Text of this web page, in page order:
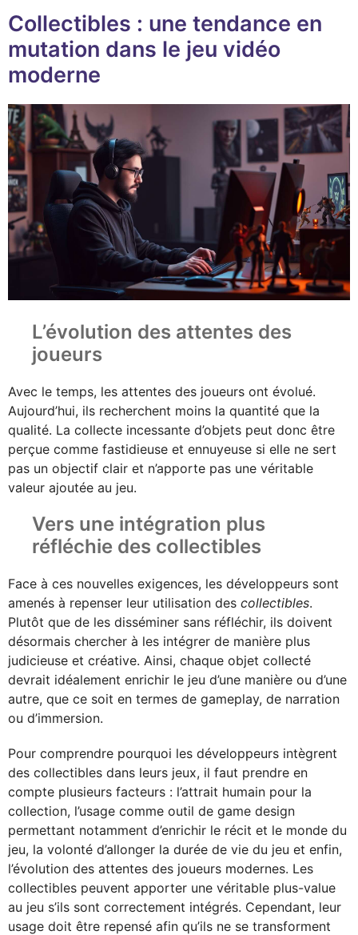
Collectibles : une tendance en
mutation dans le jeu vidéo
moderne
L’évolution des attentes des
joueurs
Avec le temps, les attentes des joueurs ont évolué.
Aujourd’hui, ils recherchent moins la quantité que la
qualité. La collecte incessante d’objets peut donc être
perçue comme fastidieuse et ennuyeuse si elle ne sert
pas un objectif clair et n’apporte pas une véritable
valeur ajoutée au jeu.
Vers une intégration plus
réfléchie des collectibles
Face à ces nouvelles exigences, les développeurs sont
amenés à repenser leur utilisation des collectibles.
Plutôt que de les disséminer sans réfléchir, ils doivent
désormais chercher à les intégrer de manière plus
judicieuse et créative. Ainsi, chaque objet collecté
devrait idéalement enrichir le jeu d’une manière ou d’une
autre, que ce soit en termes de gameplay, de narration
ou d’immersion.
Pour comprendre pourquoi les développeurs intègrent
des collectibles dans leurs jeux, il faut prendre en
compte plusieurs facteurs : l’attrait humain pour la
collection, l’usage comme outil de game design
permettant notamment d’enrichir le récit et le monde du
jeu, la volonté d’allonger la durée de vie du jeu et enfin,
l’évolution des attentes des joueurs modernes. Les
collectibles peuvent apporter une véritable plus-value
au jeu s’ils sont correctement intégrés. Cependant, leur
usage doit être repensé afin qu’ils ne se transforment